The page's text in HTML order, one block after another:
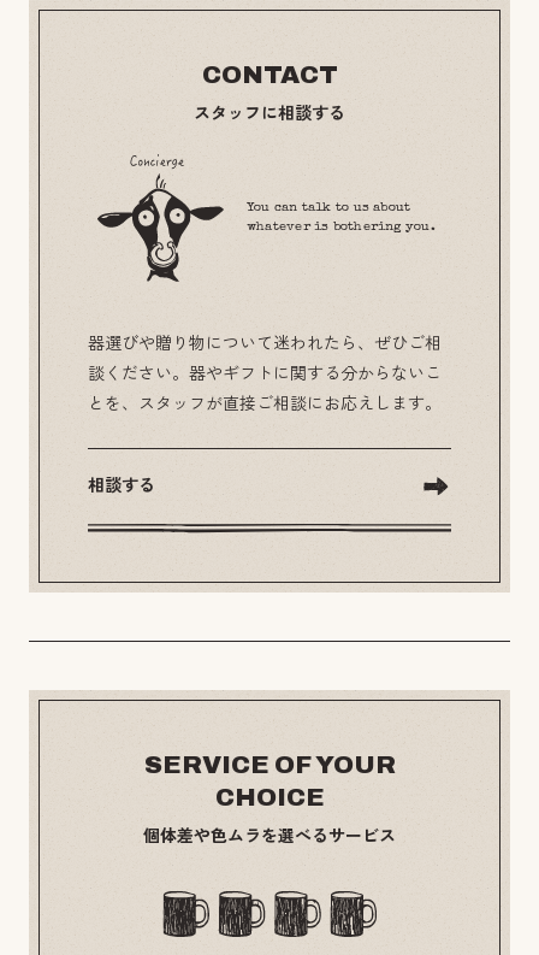
CONTACT
スタッフに相談する
You can talk to us about
whatever is bothering you.
器選びや贈り物について迷われたら、ぜひご相
談ください。器やギフトに関する分からないこ
とを、スタッフが直接ご相談にお応えします。
相談する
SERVICE OF YOUR
CHOICE
個体差や色ムラを選べるサービス